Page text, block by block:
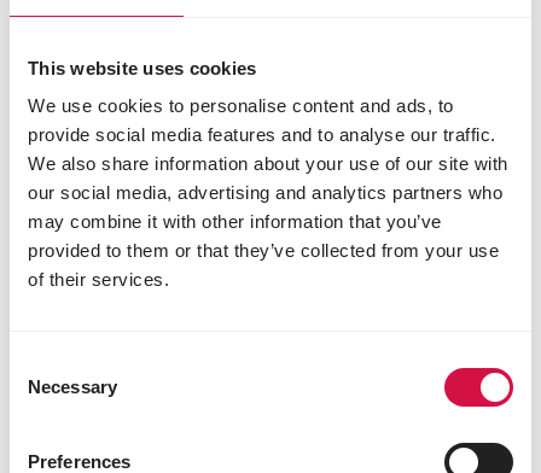
This website uses cookies
We use cookies to personalise content and ads, to
provide social media features and to analyse our traffic.
We also share information about your use of our site with
our social media, advertising and analytics partners who
may combine it with other information that you’ve
provided to them or that they’ve collected from your use
of their services.
Selection
Necessary
Preferences
alge
Constituenți analitici
proteină brută 16%
uleiuri și grăsimi brute 3,0%
fibră brută 14,5%
cenușă brută 7%
calciu 0,7%
Aditivi nutriționali
3a671 vitamina D3 1300 UI